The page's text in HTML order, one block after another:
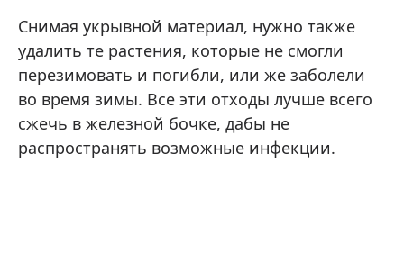
Снимая укрывной материал, нужно также
удалить те растения, которые не смогли
перезимовать и погибли, или же заболели
во время зимы. Все эти отходы лучше всего
сжечь в железной бочке, дабы не
распространять возможные инфекции.